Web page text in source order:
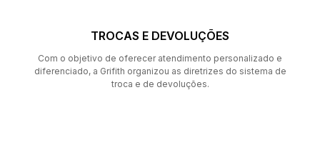
TROCAS E DEVOLUÇÕES
Com o objetivo de oferecer atendimento personalizado e
diferenciado, a Grifith organizou as diretrizes do sistema de
troca e de devoluções.